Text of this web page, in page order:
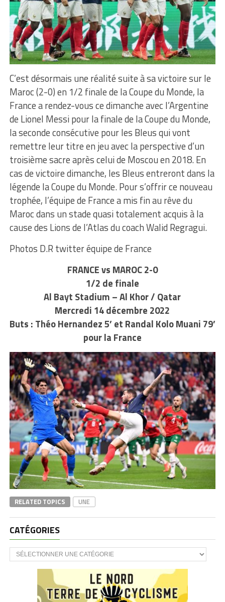
C’est désormais une réalité suite à sa victoire sur le
Maroc (2-0) en 1/2 finale de la Coupe du Monde, la
France a rendez-vous ce dimanche avec l’Argentine
de Lionel Messi pour la finale de la Coupe du Monde,
la seconde consécutive pour les Bleus qui vont
remettre leur titre en jeu avec la perspective d’un
troisième sacre après celui de Moscou en 2018. En
cas de victoire dimanche, les Bleus entreront dans la
légende la Coupe du Monde. Pour s’offrir ce nouveau
trophée, l’équipe de France a mis fin au rêve du
Maroc dans un stade quasi totalement acquis à la
cause des Lions de l’Atlas du coach Walid Regragui.
Photos D.R twitter équipe de France
FRANCE vs MAROC 2-0
1/2 de finale
Al Bayt Stadium – Al Khor / Qatar
Mercredi 14 décembre 2022
Buts : Théo Hernandez 5’ et Randal Kolo Muani 79’
pour la France
RELATED TOPICS UNE
CATÉGORIES
CATÉGORIES